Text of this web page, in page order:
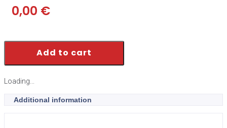
0,00 €
Add to cart
Loading...
Additional information